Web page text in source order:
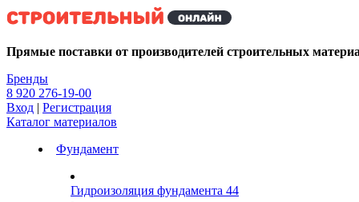
Kg
Прямые поставки от производителей строительных
Бренды
8 920 276-19-00
Вход | Регистрация
Каталог материалов
Фундамент
Гидроизоляция фундамента 44